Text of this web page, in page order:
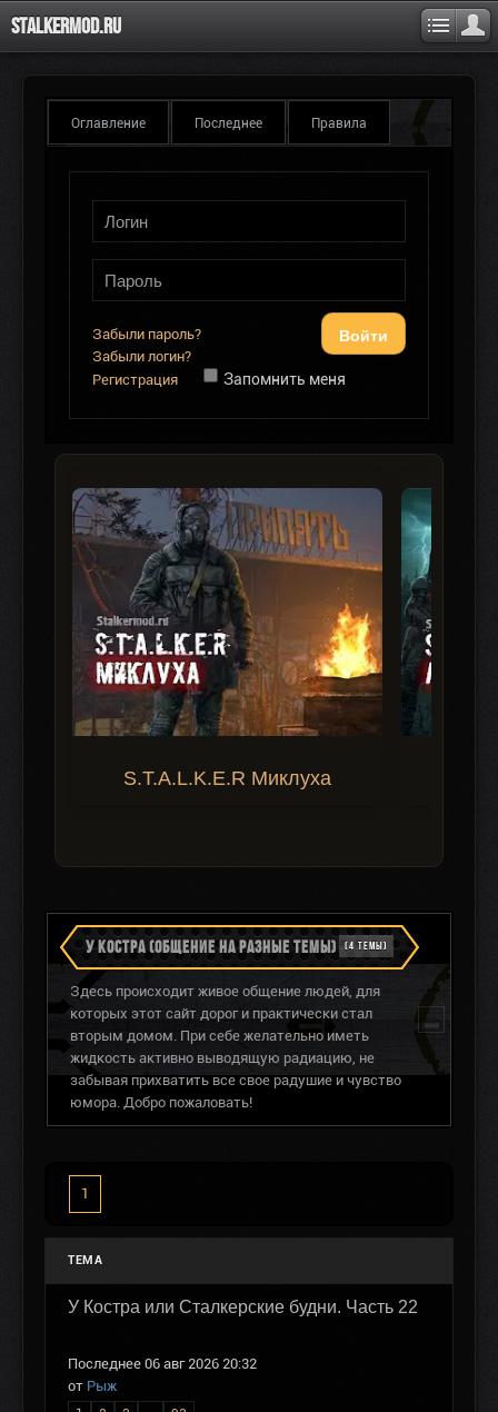
Stalkermod.ru
Оглавление Последнее Правила
Войти
Забыли пароль?
Забыли логин?
Регистрация
Запомнить меня
S.T.A.L.K.E.R Миклуха
У КОСТРА (ОБЩЕНИЕ НА РАЗНЫЕ ТЕМЫ) (4 ТЕМЫ)
Здесь происходит живое общение людей, для
которых этот сайт дорог и практически стал
вторым домом. При себе желательно иметь
жидкость активно выводящую радиацию, не
забывая прихватить все свое радушие и чувство
юмора. Добро пожаловать!
1
ТЕМА
У Костра или Сталкерские будни. Часть 22
Последнее 06 авг 2026 20:32
от Рыж